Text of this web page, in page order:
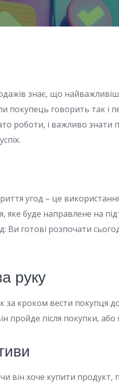
знає, що
покупець говорить так і
роботи, і важливо знати
угод – це
яке буде направлене на
Ви готові розпочати
руку
за кроком вести покупця
пройде після покупки,
він хоче купити продукт,